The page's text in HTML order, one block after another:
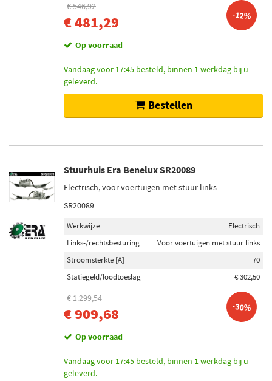
€ 546,92
€ 481,29 -12%
Op voorraad
Vandaag voor 17:45 besteld, binnen 1 werkdag bij u
geleverd.
Bestellen
Stuurhuis Era Benelux SR20089
Electrisch, voor voertuigen met stuur links
SR20089
Werkwijze
Electrisch
Links-/rechtsbesturing
Voor voertuigen met stuur links
Stroomsterkte [A]
70
Statiegeld/loodtoeslag
€ 302,50
€ 1.299,54
€ 909,68 -30%
Op voorraad
Vandaag voor 17:45 besteld, binnen 1 werkdag bij u
geleverd.